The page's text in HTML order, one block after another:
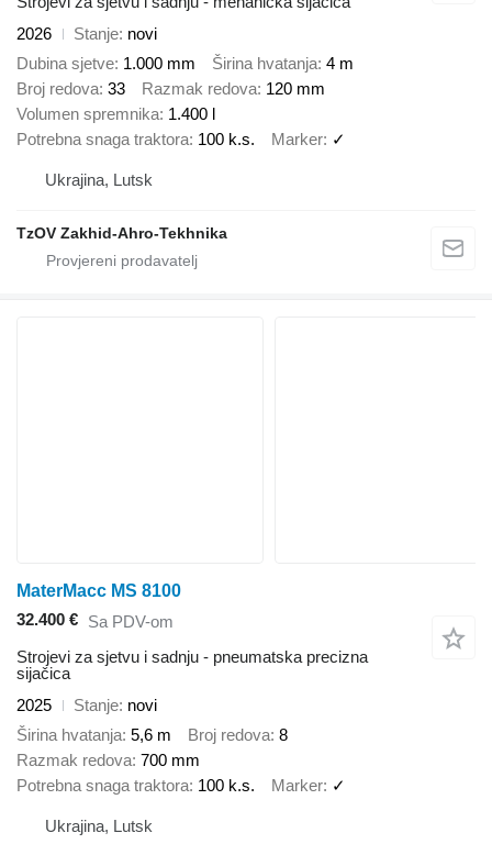
2026
Stanje novi
Dubina sjetve 1.000 mm Širina hvatanja 4 m
Broj redova 33 Razmak redova 120 mm
Volumen spremnika 1.400 l
Potrebna snaga traktora 100 k.s. Marker ✓
Ukrajina, Lutsk
TzOV Zakhid-Ahro-Tekhnika
MaterMacc MS 8100
32.400 € Sa PDV-om
Strojevi za sjetvu i sadnju - pneumatska precizna
sijačica
2025
Stanje novi
Širina hvatanja 5,6 m Broj redova 8
Razmak redova 700 mm
Potrebna snaga traktora 100 k.s. Marker ✓
Ukrajina, Lutsk